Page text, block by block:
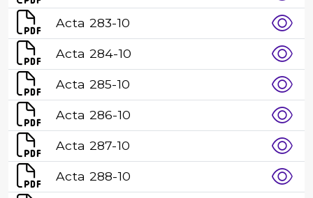
Acta 283-10
Acta 284-10
Acta 285-10
Acta 286-10
Acta 287-10
Acta 288-10